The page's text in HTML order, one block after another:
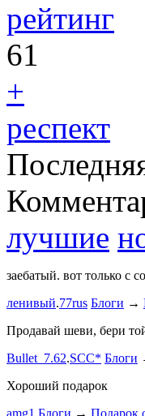
рейтинг
61
+
респект
лучшие
заебатый. вот только с
ленивый.77rus Блоги →
Продавай шеви, бери
Bullet_7.62.SCC* Блоги
Хороший подарок
amg1 Блоги → Подарок